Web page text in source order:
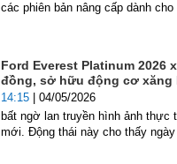
các phiên bản nâng cấp dành
Ford Everest Platinum 2026
đồng, sở hữu động cơ xăng
14:15 | 04/05/2026
bất ngờ lan truyền hình ảnh thực
mới. Động thái này cho thấy